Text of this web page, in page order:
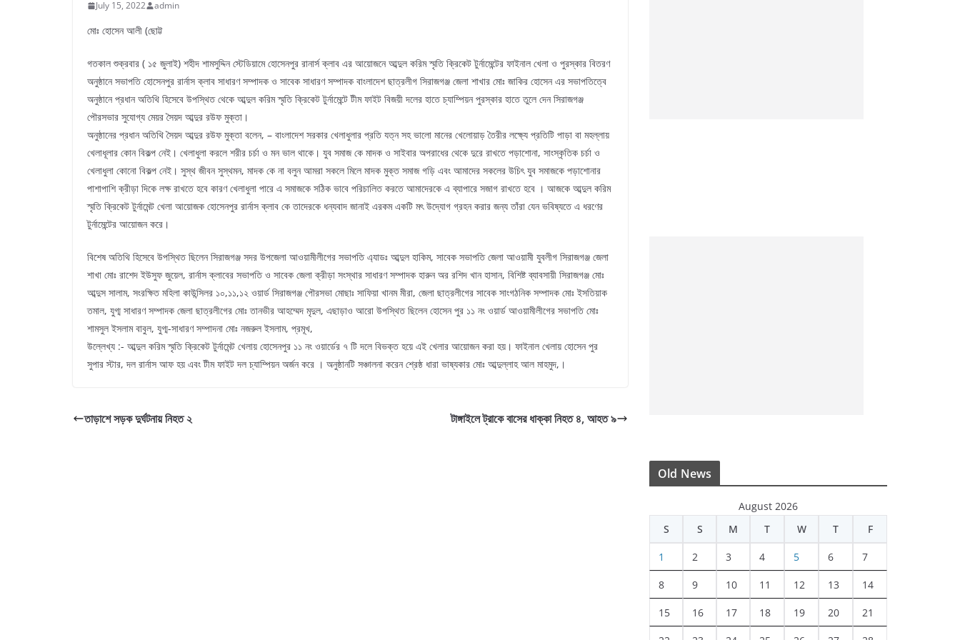
July 15, 2022 admin
মোঃ হোসেন আলী (ছোট্ট
গতকাল শুক্রবার ( ১৫ জুলাই) শহীদ শামসুদ্দিন স্টেডিয়ামে হোসেনপুর রানার্স ক্লাব এর আয়োজনে আব্দুল করিম স্মৃতি ক্রিকেট টুর্নামেন্টের ফাইনাল খেলা ও পুরস্কার বিতরণ
অনুষ্ঠানে সভাপতি হোসেনপুর রার্নাস ক্লাব সাধারণ সম্পাদক ও সাবেক সাধারণ সম্পাদক বাংলাদেশ ছাত্রলীগ সিরাজগঞ্জ জেলা শাখার মোঃ জাকির হোসেন এর সভাপতিত্বে
অনুষ্ঠানে প্রধান অতিথি হিসেবে উপস্থিত থেকে আব্দুল করিম স্মৃতি ক্রিকেট টুর্নামেন্টে টীম ফাইট বিজয়ী দলের হাতে চ্যাম্পিয়ন পুরস্কার হাতে তুলে দেন সিরাজগঞ্জ
পৌরসভার সুযোগ্য মেয়র সৈয়দ আব্দুর রউফ মুক্তা।
অনুষ্ঠানের প্রধান অতিথি সৈয়দ আব্দুর রউফ মুক্তা বলেন, – বাংলাদেশ সরকার খেলাধুলার প্রতি যত্ন সহ ভালো মানের খেলোয়াড় তৈরীর লক্ষ্যে প্রতিটি পাড়া বা মহল্লায়
খেলাধূলার কোন বিকল্প নেই। খেলাধুলা করলে শরীর চর্চা ও মন ভাল থাকে। যুব সমাজ কে মাদক ও সাইবার অপরাধের থেকে দুরে রাখতে পড়াশোনা, সাংস্কৃতিক চর্চা ও
খেলাধুলা কোনো বিকল্প নেই। সুস্থ জীবন সুস্থমন, মাদক কে না বলুন আমরা সকলে মিলে মাদক মুক্ত সমাজ গড়ি এবং আমাদের সকলের উচিৎ যুব সমাজকে পড়াশোনার
পাশাপাশি ক্রীড়া দিকে লক্ষ রাখতে হবে কারণ খেলাধুলা পারে এ সমাজকে সঠিক ভাবে পরিচালিত করতে আমাদেরকে এ ব্যাপারে সজাগ রাখতে হবে । আজকে আব্দুল করিম
স্মৃতি ক্রিকেট টুর্নামেন্ট খেলা আয়োজক হোসেনপুর রার্নাস ক্লাব কে তাদেরকে ধন্যবাদ জানাই এরকম একটি মৎ উদ্যোগ গ্রহন করার জন্য তাঁরা যেন ভবিষ্যতে এ ধরণের
টুর্নামেন্টের আয়োজন করে।
বিশেষ অতিথি হিসেবে উপস্থিত ছিলেন সিরাজগঞ্জ সদর উপজেলা আওয়ামীলীগের সভাপতি এ্যাডঃ আব্দুল হাকিম, সাবেক সভাপতি জেলা আওয়ামী যুবলীগ সিরাজগঞ্জ জেলা
শাখা মোঃ রাশেদ ইউসুফ জুয়েল, রার্নাস ক্লাবের সভাপতি ও সাবেক জেলা ক্রীড়া সংস্থার সাধারণ সম্পাদক হারুন অর রশিদ খান হাসান, বিশিষ্ট ব্যাবসায়ী সিরাজগঞ্জ মোঃ
আব্দুস সালাম, সংরক্ষিত মহিলা কাউন্সিলর ১০,১১,১২ ওয়ার্ড সিরাজগঞ্জ পৌরসভা মোছাঃ সাফিয়া খানম মীরা, জেলা ছাত্রলীগের সাবেক সাংগঠনিক সম্পাদক মোঃ ইসতিয়াক
তমাল, যুগ্ম সাধারণ সম্পাদক জেলা ছাত্রলীগের মোঃ তানভীর আহম্মেদ মৃদুল, এছাড়াও আরো উপস্থিত ছিলেন হোসেন পুর ১১ নং ওয়ার্ড আওয়ামীলীগের সভাপতি মোঃ
শামসুল ইসলাম বাবুল, যুগ্ম-সাধারণ সম্পাদনা মোঃ নজরুল ইসলাম, প্রমূখ,
উল্লেখ্য :- আব্দুল করিম স্মৃতি ক্রিকেট টুর্নামেন্ট খেলায় হোসেনপুর ১১ নং ওয়ার্ডের ৭ টি দলে বিভক্ত হয়ে এই খেলার আয়োজন করা হয়। ফাইনাল খেলায় হোসেন পুর
সুপার স্টার, দল রার্নাস আফ হয় এবং টীম ফাইট দল চ্যাম্পিয়ন অর্জন করে । অনুষ্ঠানটি সঞ্চালনা করেন শ্রেষ্ঠ ধারা ভাষ্যকার মোঃ আব্দুল্লাহ আল মাহমুদ,।
তাড়াশে সড়ক দুর্ঘটনায় নিহত ২ টাঙ্গাইলে ট্রাকে বাসের ধাক্কা নিহত ৪, আহত ৯
Old News
August 2026
S
S M T W T F
1 2 3 4 5 6 7
8 9 10 11 12 13 14
15 16 17 18 19 20 21